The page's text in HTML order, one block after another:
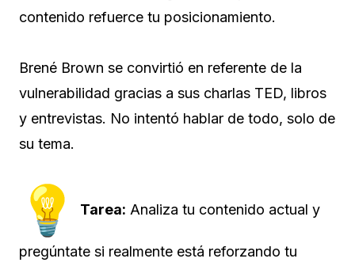
contenido refuerce tu posicionamiento.
Brené Brown se convirtió en referente de la
vulnerabilidad gracias a sus charlas TED, libros
y entrevistas. No intentó hablar de todo, solo de
su tema.
Tarea: Analiza tu contenido actual y
pregúntate si realmente está reforzando tu